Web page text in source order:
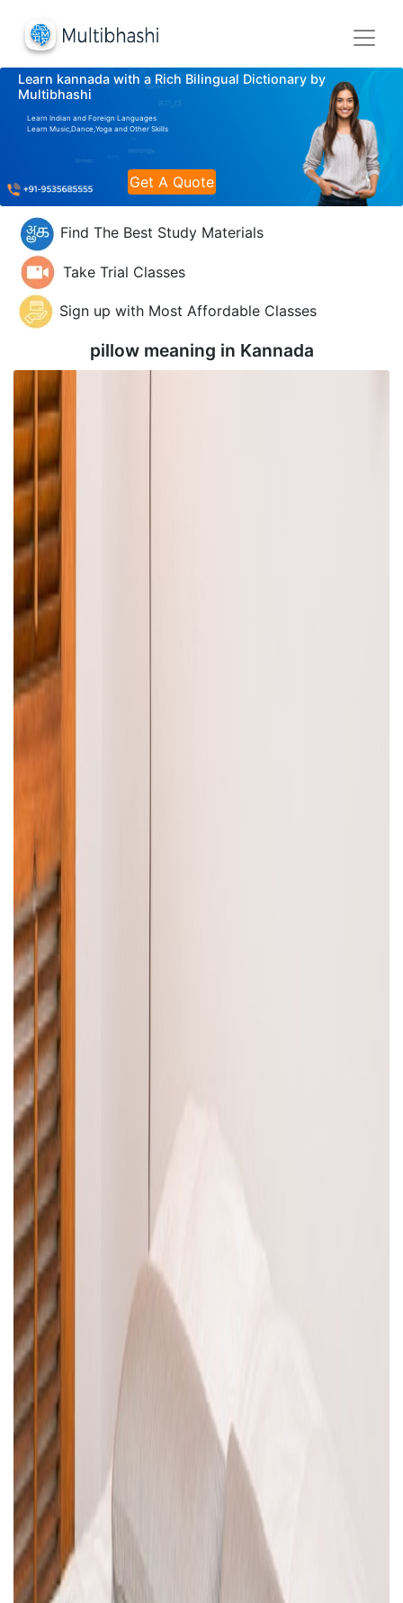
Learn kannada with a Rich Bilingual Dictionary by
Multibhashi
Learn Indian and Foreign Languages
Learn Music,Dance,Yoga and Other Skills
Get A Quote
Find The Best Study Materials
Take Trial Classes
Sign up with Most Affordable Classes
pillow meaning in Kannada